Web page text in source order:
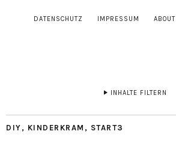
DATENSCHUTZ IMPRESSUM ABOUT
INHALTE FILTERN
DIY , KINDERKRAM , START3